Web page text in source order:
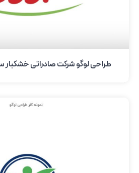
طراحی لوگو شرکت صادراتی خشکبار